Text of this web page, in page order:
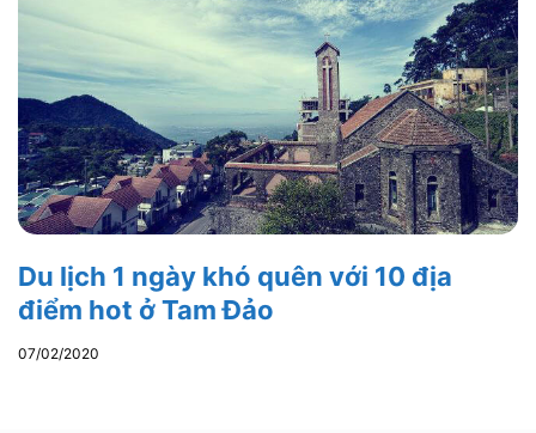
Du lịch 1 ngày khó quên với 10 địa
điểm hot ở Tam Đảo
07/02/2020